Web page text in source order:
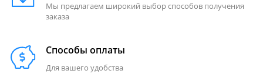
Мы предлагаем широкий выбор способов получения
заказа
Способы оплаты
Для вашего удобства